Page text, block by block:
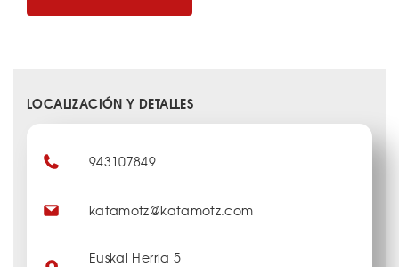
LOCALIZACIÓN Y DETALLES
943107849
katamotz@katamotz.com
Euskal Herria 5